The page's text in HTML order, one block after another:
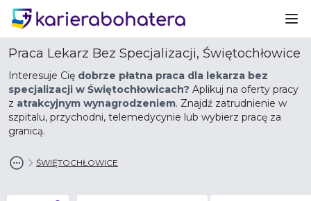
Praca Lekarz Bez Specjalizacji, Świętochłowice
Interesuje Cię dobrze płatna praca dla lekarza bez
specjalizacji w Świętochłowicach? Aplikuj na oferty pracy
z atrakcyjnym wynagrodzeniem. Znajdź zatrudnienie w
szpitalu, przychodni, telemedycynie lub wybierz pracę za
granicą.
ŚWIĘTOCHŁOWICE